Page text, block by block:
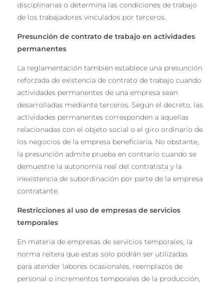
disciplinarias o determina las condiciones de trabajo
de los trabajadores vinculados por terceros.
Presunción de contrato de trabajo en actividades
permanentes
La reglamentación también establece una presunción
reforzada de existencia de contrato de trabajo cuando
actividades permanentes de una empresa sean
desarrolladas mediante terceros. Según el decreto, las
actividades permanentes corresponden a aquellas
relacionadas con el objeto social o el giro ordinario de
los negocios de la empresa beneficiaria. No obstante,
la presunción admite prueba en contrario cuando se
demuestre la autonomía real del contratista y la
inexistencia de subordinación por parte de la empresa
contratante.
Restricciones al uso de empresas de servicios
temporales
En materia de empresas de servicios temporales, la
norma reitera que estas solo podrán ser utilizadas
para atender labores ocasionales, reemplazos de
personal o incrementos temporales de la producción,